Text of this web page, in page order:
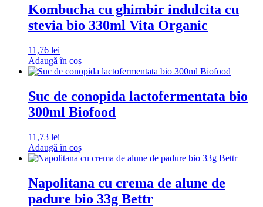
Kombucha cu ghimbir indulcita cu
stevia bio 330ml Vita Organic
11,76 lei
Adaugă în coș
Suc de conopida lactofermentata bio
300ml Biofood
11,73 lei
Adaugă în coș
Napolitana cu crema de alune de
padure bio 33g Bettr